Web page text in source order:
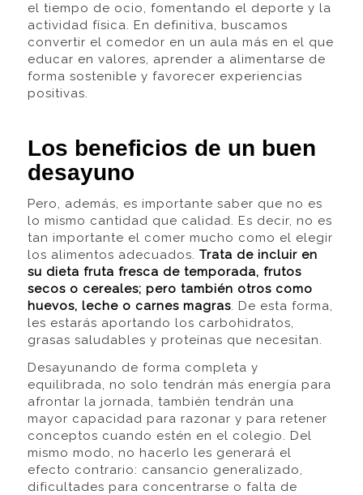
el tiempo de ocio, fomentando el deporte y la
actividad física. En definitiva, buscamos
convertir el comedor en un aula más en el que
educar en valores, aprender a alimentarse de
forma sostenible y favorecer experiencias
positivas.
Los beneficios de un buen
desayuno
Pero, además, es importante saber que no es
lo mismo cantidad que calidad. Es decir, no es
tan importante el comer mucho como el elegir
los alimentos adecuados. Trata de incluir en
su dieta fruta fresca de temporada, frutos
secos o cereales; pero también otros como
huevos, leche o carnes magras. De esta forma,
les estarás aportando los carbohidratos,
grasas saludables y proteínas que necesitan.
Desayunando de forma completa y
equilibrada, no solo tendrán más energía para
afrontar la jornada, también tendrán una
mayor capacidad para razonar y para retener
conceptos cuando estén en el colegio. Del
mismo modo, no hacerlo les generará el
efecto contrario: cansancio generalizado,
dificultades para concentrarse o falta de